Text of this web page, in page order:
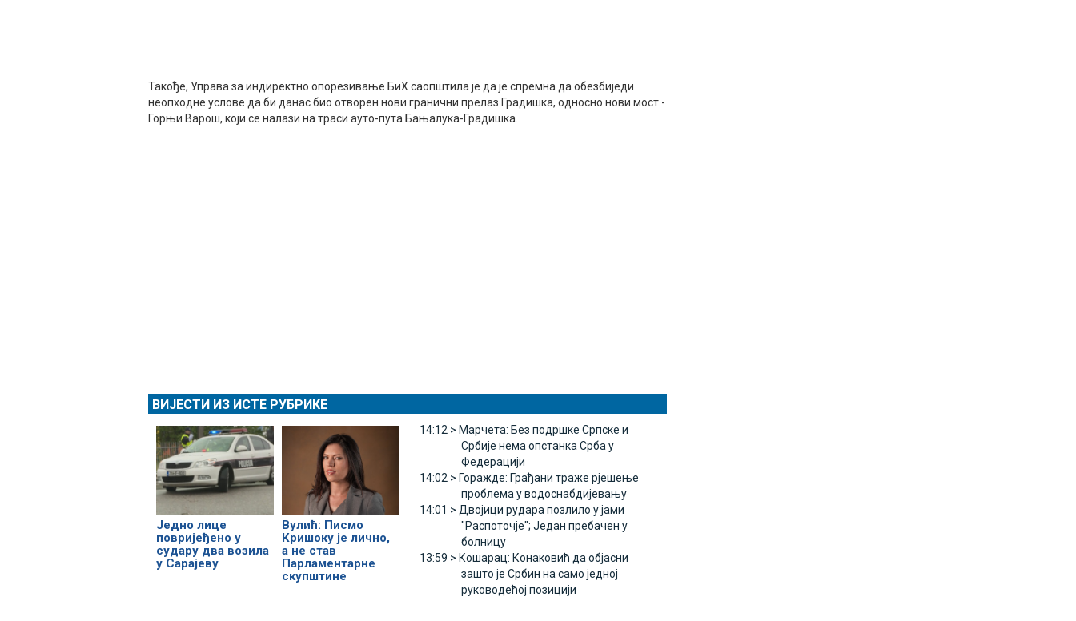
Такође, Управа за индиректно опорезивање БиХ саопштила је да је спремна да обезбиједи
неопходне услове да би данас био отворен нови гранични прелаз Градишка, односно нови мост -
Горњи Варош, који се налази на траси ауто-пута Бањалука-Градишка.
ВИЈЕСТИ ИЗ ИСТЕ РУБРИКЕ
Једно лице
повријеђено у
судару два возила
у Сарајеву
Вулић: Писмо
Кришоку је лично,
а не став
Парламентарне
скупштине
14:12 > Марчета: Без подршке Српске и
Србије нема опстанка Срба у
Федерацији
14:02 > Горажде: Грађани траже рјешење
проблема у водоснабдијевању
14:01 > Двојици рудара позлило у јами
"Распоточје"; Један пребачен у
болницу
13:59 > Кошарац: Конаковић да објасни
зашто је Србин на само једној
руководећој позицији